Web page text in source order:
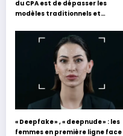
du CPA est de dépasser les
modèles traditionnels et
s’appuyant sur le partage des
expériences »
« Deepfake » , « deepnude » : les
femmes en première ligne face